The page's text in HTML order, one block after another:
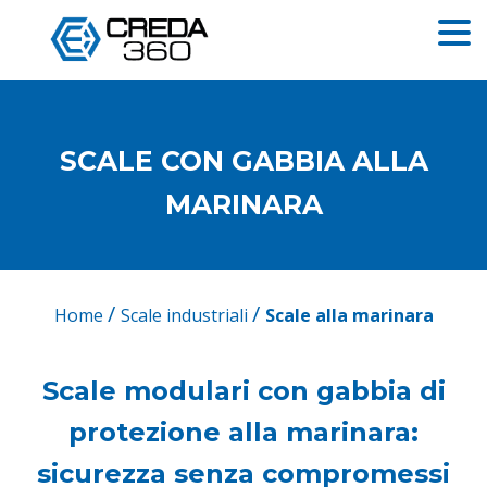
SCALE CON GABBIA ALLA
MARINARA
Home / Scale industriali / Scale alla marinara
Scale modulari con gabbia di
protezione alla marinara:
sicurezza senza compromessi